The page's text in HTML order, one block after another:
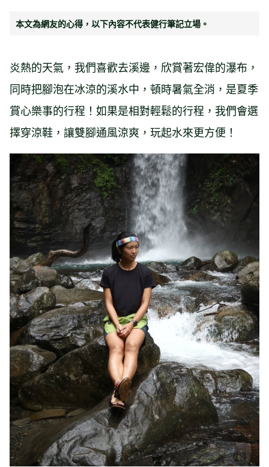
本文為網友的心得，以下內容不代表健行筆記立場。
炎熱的天氣，我們喜歡去溪邊，欣賞著宏偉的瀑布，
同時把腳泡在冰涼的溪水中，頓時暑氣全消，是夏季
賞心樂事的行程！如果是相對輕鬆的行程，我們會選
擇穿涼鞋，讓雙腳通風涼爽，玩起水來更方便！